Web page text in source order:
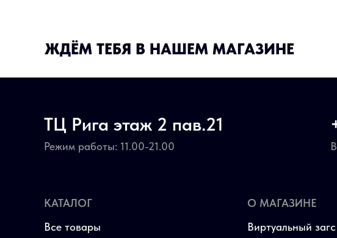
ЖДЁМ ТЕБЯ В НАШЕМ МАГАЗИНЕ
Виртуальный загс
О МАГАЗИНЕ
ТЦ Рига этаж 2 пав.21
Режим работы: 11.00-21.00
КАТАЛОГ
Все товары